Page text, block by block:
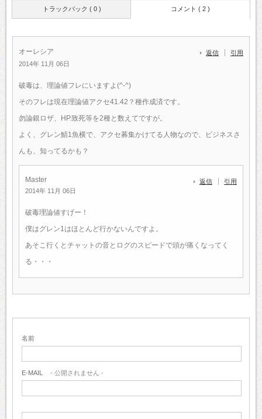
トラックバック ( 0 ) コメント ( 2 )
オーレシア
2014年 11月 06日
返信 引用
破毒は、理論値フレにいますよ(^-^)
そのフレは現在理論値アクセ41.42？種作成済です。
勿論銀ロザ、HP.致死等を2種と数えてですが。
よく、グレン鯖1魚横で、アクセ募集かけてる人物なので、ビジネスさ
んも、知ってるかも？
Master
2014年 11月 06日
返信 引用
破毒理論値すげー！
僕はグレン1はほとんど行かないんですよ。
あそこ行くとチャットの音とログのスピードで頭が痛くなってく
る・・・
名前
E-MAIL - 公開されません -